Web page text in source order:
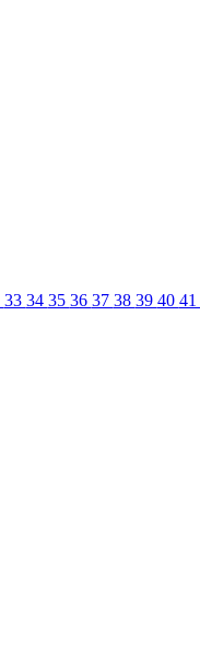
33 34 35 36 37 38 39 40 41